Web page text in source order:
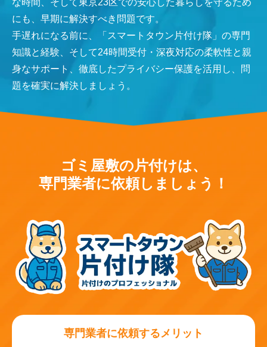
な時間、そして東京23区での安心した暮らしを守るため
にも、早期に解決すべき問題です。
手遅れになる前に、「スマートタウン片付け隊」の専門
知識と経験、そして24時間受付・深夜対応の柔軟性と親
身なサポート、徹底したプライバシー保護を活用し、問
題を確実に解決しましょう。
ゴミ屋敷の片付けは、
専門業者に依頼しましょう！
専門業者に依頼するメリット